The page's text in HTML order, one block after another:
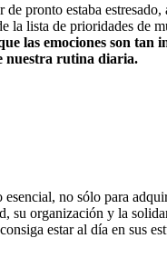
pronto estaba
lista de prioridades de
las emociones son tan
nuestra rutina diaria.
no sólo para
organización y la
estar al día en sus